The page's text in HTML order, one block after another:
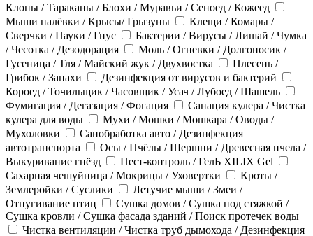
Клопы / Тараканы / Блохи / Муравьи / Сеноед / Кожеед
Мыши палёвки / Крысы/ Грызуны
Клещи / Комары /
Сверчки / Пауки / Гнус
Бактерии / Вирусы / Лишай / Чумка
/ Чесотка / Дезодорация
Моль / Огневки / Долгоносик /
Гусеница / Тля / Майский жук / Двухвостка
Плесень /
Грибок / Запахи
Дезинфекция от вирусов и бактерий
Короед / Точильщик / Часовщик / Усач / Лубоед / Шашель
Фумигация / Дегазация / Фогация
Санация кулера / Чистка
кулера для воды
Мухи / Мошки / Мошкара / Оводы /
Мухоловки
Санобработка авто / Дезинфекция
автотранспорта
Осы / Пчёлы / Шершни / Древесная пчела /
Выкуривание гнёзд
Пест-контроль / ГелЬ XILIX Gel
Сахарная чешуйница / Мокрицы / Уховертки
Кроты /
Землеройки / Суслики
Летучие мыши / Змеи /
Отпугивание птиц
Сушка домов / Сушка под стяжкой /
Сушка кровли / Сушка фасада зданий / Поиск протечек воды
Чистка вентиляции / Чистка труб дымохода / Дезинфекция